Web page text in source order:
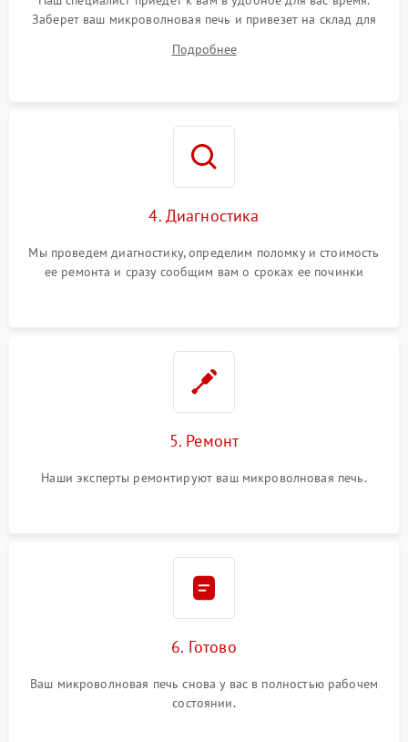
Заберет ваш микроволновая печь и привезет на склад для
Подробнее
4. Диагностика
Мы проведем диагностику, определим поломку и стоимость
ее ремонта и сразу сообщим вам о сроках ее починки
5. Ремонт
Наши эксперты ремонтируют ваш микроволновая печь.
6. Готово
Ваш микроволновая печь снова у вас в полностью рабочем
состоянии.